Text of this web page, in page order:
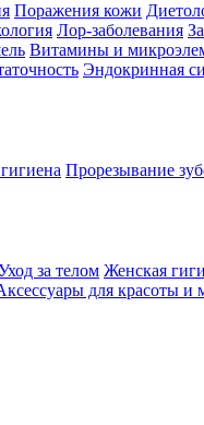
Поражения кожи
Лор-заболевания
Витамины и
Эндокринная
Прорезывание
за телом Женская
для красоты и